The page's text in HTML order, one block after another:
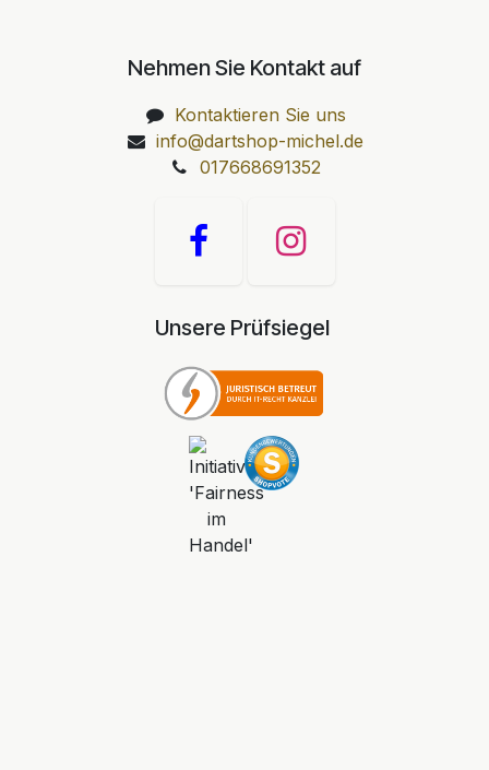
Nehmen Sie Kontakt auf
Kontaktieren Sie uns
info@dartshop-michel.de
017668691352
Unsere Prüfsiegel